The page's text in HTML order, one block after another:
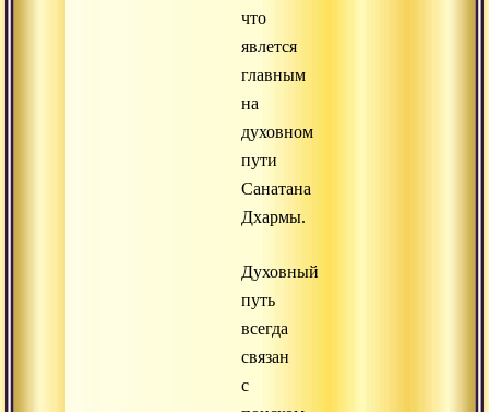
что
явлется
главным
на
духовном
пути
Санатана
Дхармы.
Духовный
путь
всегда
связан
с